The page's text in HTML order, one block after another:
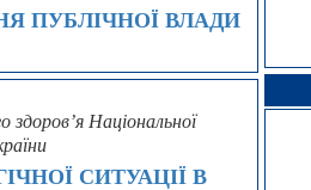
ПУБЛІЧНОЇ ВЛАДИ
Національної
СИТУАЦІЇ В